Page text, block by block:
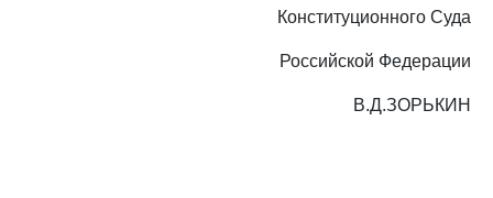
Конституционного Суда
Российской Федерации
В.Д.ЗОРЬКИН